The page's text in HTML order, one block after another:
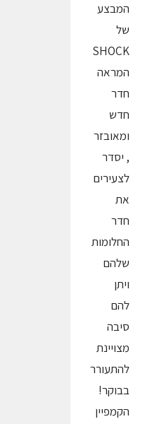
המבצע
של
SHOCK
המראה
חדר
חדש
ומאובזר
, יסדר
לצעירים
את
חדר
החלומות
שלהם
ויתן
להם
סיבה
מצויינת
להתעורר
בבוקר!
הקמפיין